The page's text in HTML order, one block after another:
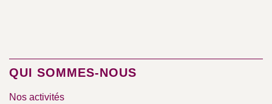
QUI SOMMES-NOUS
Nos activités